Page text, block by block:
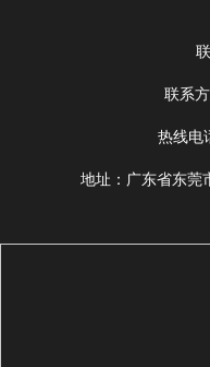
联系
热线电
地址：广东省东莞